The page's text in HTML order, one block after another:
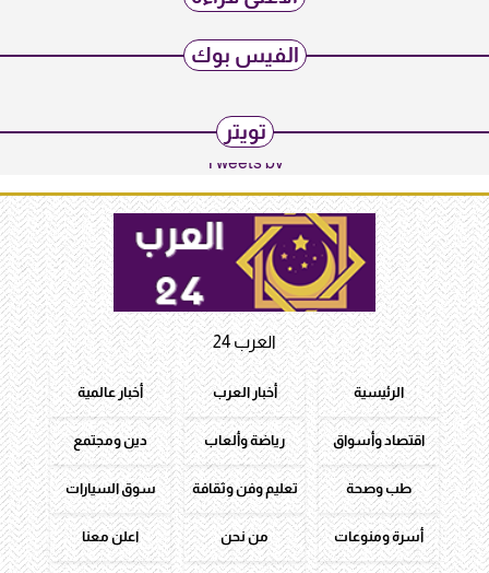
الفيس بوك
تويتر
Tweets by
العرب 24
الرئيسية أخبار العرب أخبار عالمية
اقتصاد وأسواق رياضة وألعاب دين ومجتمع
طب وصحة تعليم وفن وثقافة سوق السيارات
أسرة ومنوعات من نحن اعلن معنا